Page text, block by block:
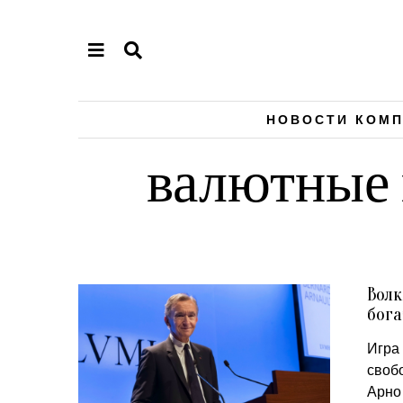
НОВОСТИ
валютные
Игра
Арно